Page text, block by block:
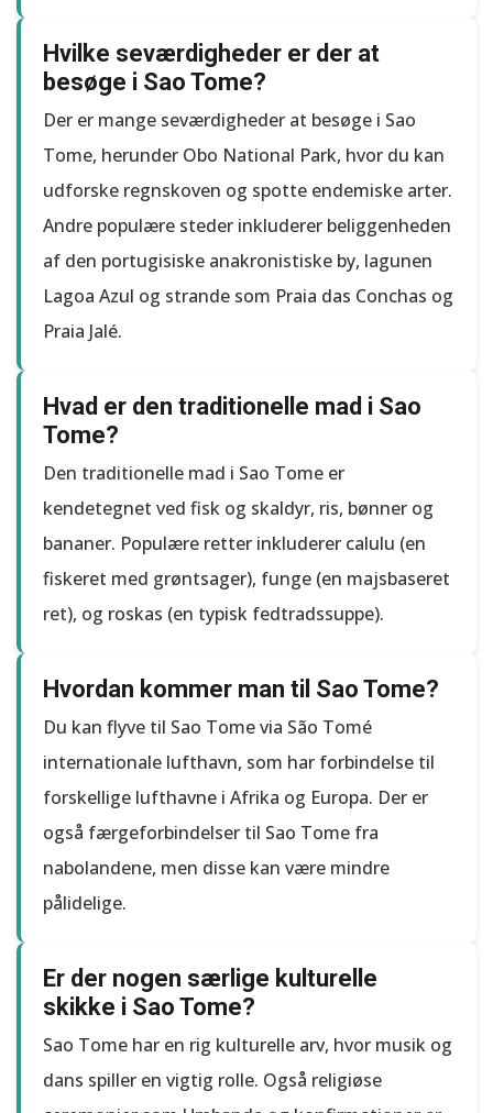
Hvilke seværdigheder er der at
besøge i Sao Tome?
Der er mange seværdigheder at besøge i Sao
Tome, herunder Obo National Park, hvor du kan
udforske regnskoven og spotte endemiske arter.
Andre populære steder inkluderer beliggenheden
af ​​den portugisiske anakronistiske by, lagunen
Lagoa Azul og strande som Praia das Conchas og
Praia Jalé.
Hvad er den traditionelle mad i Sao
Tome?
Den traditionelle mad i Sao Tome er
kendetegnet ved fisk og skaldyr, ris, bønner og
bananer. Populære retter inkluderer calulu (en
fiskeret med grøntsager), funge (en majsbaseret
ret), og roskas (en typisk fedtradssuppe).
Hvordan kommer man til Sao Tome?
Du kan flyve til Sao Tome via São Tomé
internationale lufthavn, som har forbindelse til
forskellige lufthavne i Afrika og Europa. Der er
også færgeforbindelser til Sao Tome fra
nabolandene, men disse kan være mindre
pålidelige.
Er der nogen særlige kulturelle
skikke i Sao Tome?
Sao Tome har en rig kulturelle arv, hvor musik og
dans spiller en vigtig rolle. Også religiøse